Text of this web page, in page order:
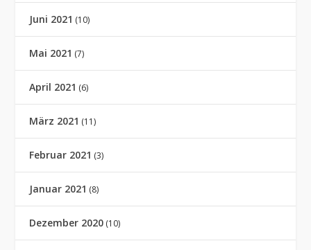
Juni 2021 (10)
Mai 2021 (7)
April 2021 (6)
März 2021 (11)
Februar 2021 (3)
Januar 2021 (8)
Dezember 2020 (10)